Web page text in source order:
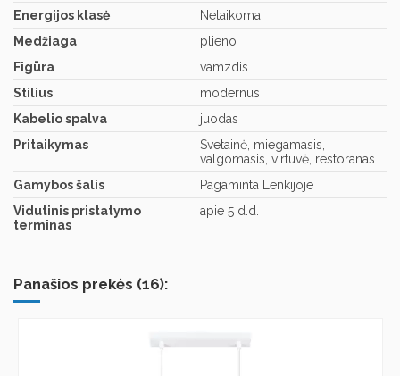
Energijos klasė
Netaikoma
Medžiaga
plieno
Figūra
vamzdis
Stilius
modernus
Kabelio spalva
juodas
Pritaikymas
Svetainė, miegamasis,
valgomasis, virtuvė, restoranas
Gamybos šalis
Pagaminta Lenkijoje
Vidutinis pristatymo
terminas
apie 5 d.d.
Panašios prekės (16):